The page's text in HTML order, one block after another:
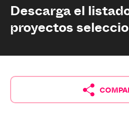
Descarga el
proyectos